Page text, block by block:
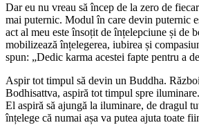
Dar eu nu vreau să încep de la zero de
mai puternic. Modul în care devin puternic
act al meu este însoțit de înțelepciune și de
mobilizează înțelegerea, iubirea și
spun: „Dedic karma acestei fapte pentru a
Aspir tot timpul să devin un Buddha.
Bodhisattva, aspiră tot timpul spre
El aspiră să ajungă la iluminare, de dragul
înțelege că numai așa va putea ajuta toate